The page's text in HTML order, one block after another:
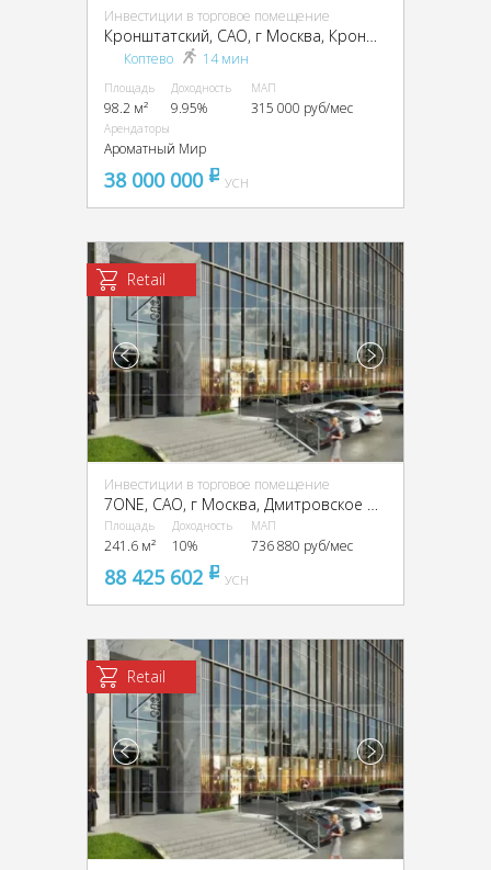
Инвестиции в торговое помещение
Кронштатский, CАО, г Москва, Кронштадтский б-р, 47
Коптево 14 мин
Площадь
98.2 м²
Доходность
9.95%
МАП
315 000 руб/мес
Арендаторы
Ароматный Мир
38 000 000 pуб
УСН
Retail
Инвестиции в торговое помещение
Площадь
241.6 м²
Доходность
10%
МАП
736 880 руб/мес
88 425 602 pуб
УСН
Retail